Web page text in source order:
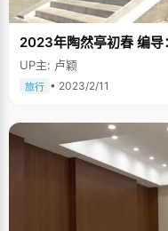
2023年陶然亭初春 编导
UP主: 卢颖
旅行 • 2023/2/11